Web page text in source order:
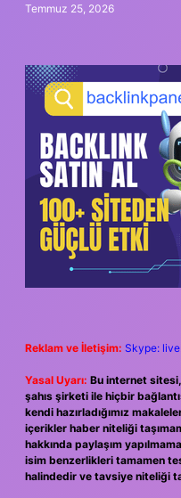
Temmuz 25, 2026
Reklam ve İletişim: Skype:
Yasal Uyarı: Bu internet
şahıs şirketi ile hiçbir
kendi hazırladığımız
içerikler haber niteliği
hakkında paylaşım
isim benzerlikleri tamamen
halindedir ve tavsiye niteliği